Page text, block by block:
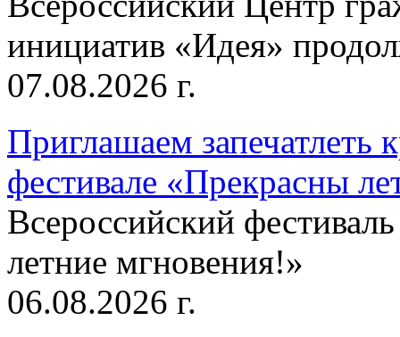
инициатив «Идея»
07.08.2026 г.
Приглашаем запечатлеть
фестивале «Прекрасны
Всероссийский
летние мгновения!»
06.08.2026 г.